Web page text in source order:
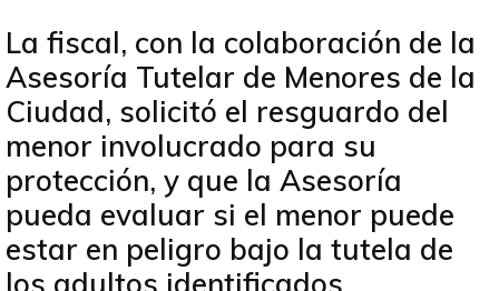
La fiscal, con la colaboración de la
Asesoría Tutelar de Menores de la
Ciudad, solicitó el resguardo del
menor involucrado para su
protección, y que la Asesoría
pueda evaluar si el menor puede
estar en peligro bajo la tutela de